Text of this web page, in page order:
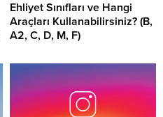
Ehliyet Sınıfları ve Hangi
Araçları Kullanabilirsiniz? (B,
A2, C, D, M, F)